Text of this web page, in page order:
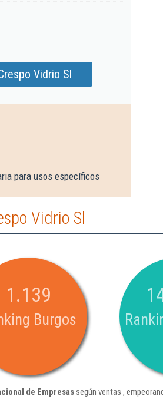
Vidrio Sl
para usos específicos
Vidrio Sl
1.139
Burgos
de Empresassegún ventas ,